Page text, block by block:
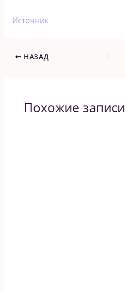
Источник
НАЗАД
Похожие записи